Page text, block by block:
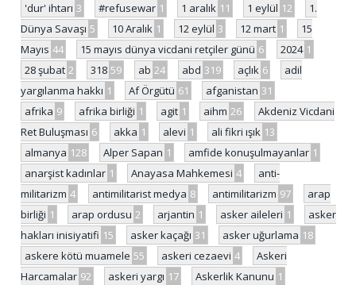
'dur' ihtarı 3 #refusewar 1 1 aralık 11 1 eylül 12
1.
Dünya Savaşı 5 10 Aralık 1 12 eylül 3 12 mart 1
15
Mayıs 44 15 mayıs dünya vicdani retçiler günü 6 2024 1
28 şubat 2 318 59 ab 24 abd 319 açlık 6
adil
yargılanma hakkı 1 Af Örgütü 61 afganistan 31
afrika 9 afrika birliği 1 agit 1 aihm 26
Akdeniz Vicdani
Ret Buluşması 6 akka 1 alevi 1 ali fikri ışık 13
almanya 128 Alper Sapan 1 amfide konuşulmayanlar 1
anarşist kadınlar 1 Anayasa Mahkemesi 4
anti-
militarizm 4 antimilitarist medya 8 antimilitarizm 97
arap
birliği 1 arap ordusu 2 arjantin 1 asker aileleri 1
asker
hakları inisiyatifi 15 asker kaçağı 31 asker uğurlama 18
askere kötü muamele 55 askeri cezaevi 4
Askeri
Harcamalar 92 askeri yargı 17 Askerlik Kanunu 1